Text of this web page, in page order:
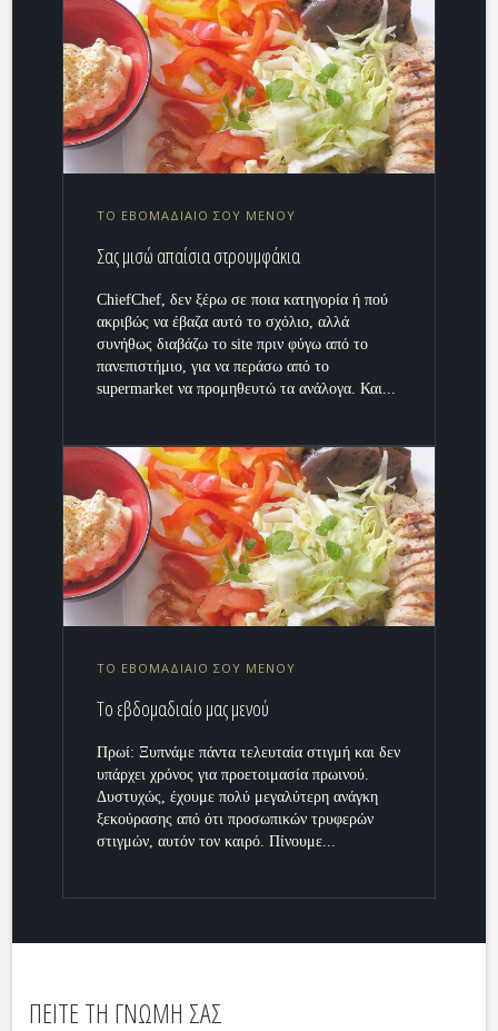
ΤΟ ΕΒOΜΑΔΙΑΙΟ ΣΟΥ ΜΕΝΟΥ
Σας μισώ απαίσια στρουμφάκια
ChiefChef, δεν ξέρω σε ποια κατηγορία ή πού
ακριβώς να έβαζα αυτό το σχόλιο, αλλά
συνήθως διαβάζω το site πριν φύγω από το
πανεπιστήμιο, για να περάσω από το
supermarket να προμηθευτώ τα ανάλογα. Και...
ΤΟ ΕΒOΜΑΔΙΑΙΟ ΣΟΥ ΜΕΝΟΥ
Το εβδομαδιαίο μας μενού
Πρωί: Ξυπνάμε πάντα τελευταία στιγμή και δεν
υπάρχει χρόνος για προετοιμασία πρωινού.
Δυστυχώς, έχουμε πολύ μεγαλύτερη ανάγκη
ξεκούρασης από ότι προσωπικών τρυφερών
στιγμών, αυτόν τον καιρό. Πίνουμε...
ΠΕΙΤΕ ΤΗ ΓΝΩΜΗ ΣΑΣ